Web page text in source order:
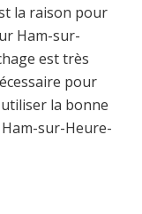
la raison pour
Ham-sur-
est très
pour
la bonne
sur-Heure-